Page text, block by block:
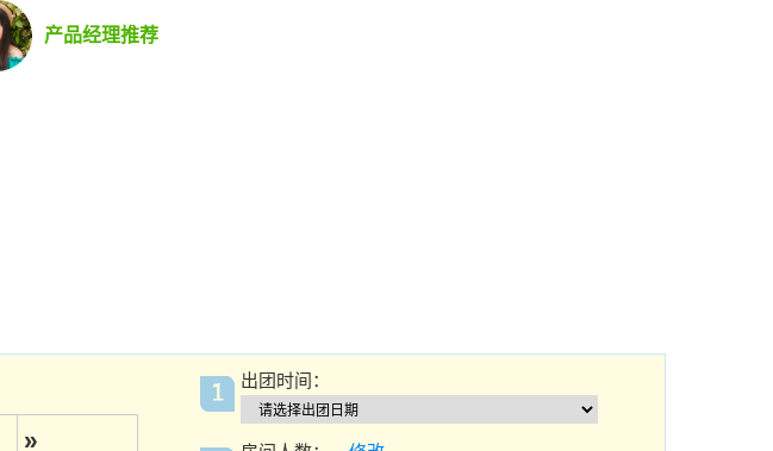
产品经理推荐
»
出团时间：